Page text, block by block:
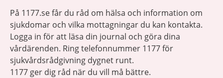
På 1177.se får du råd om hälsa och information om
sjukdomar och vilka mottagningar du kan kontakta.
Logga in för att läsa din journal och göra dina
vårdärenden. Ring telefonnummer 1177 för
sjukvårdsrådgivning dygnet runt.
1177 ger dig råd när du vill må bättre.